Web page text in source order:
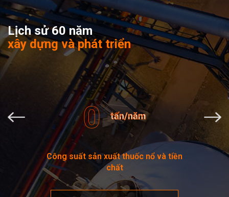
Lịch sử 60 năm
xây dựng và phát triển
0 tấn/năm
Công suất sản xuất thuốc nổ và tiền
chất